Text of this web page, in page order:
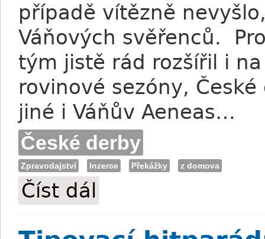
případě vítězně
Váňových svěřenců.
tým jistě rád rozšířil i
rovinové sezóny,
jiné i Váňův Aeneas…
České derby
Zpravodajství Inzerce Překážky z domova
Číst dál